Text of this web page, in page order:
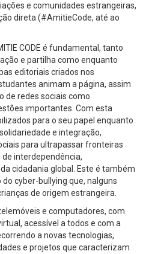
e comunidades estrangeiras,
direta (#AmitieCode, até ao
CODE é fundamental, tanto
e partilha como enquanto
editoriais criados nos
animam a página, assim
de redes sociais como
importantes. Com esta
para o seu papel enquanto
e integração,
para ultrapassar fronteiras
interdependência,
cidadania global. Este é também
cyber-bullying que, nalguns
de origem estrangeira.
e computadores, com
acessível a todos e com a
a novas tecnologias,
e projetos que caracterizam